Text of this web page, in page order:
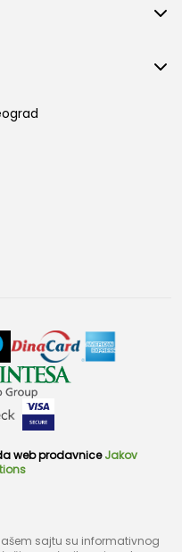
web prodavnice Jakov
sajtu su informativnog